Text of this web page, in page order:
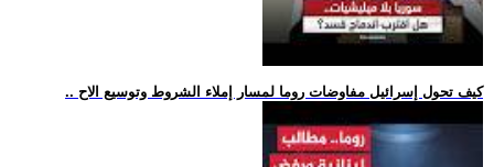
.. كيف تحول إسرائيل مفاوضات روما لمسار إملاء الشروط وتوسيع الاح